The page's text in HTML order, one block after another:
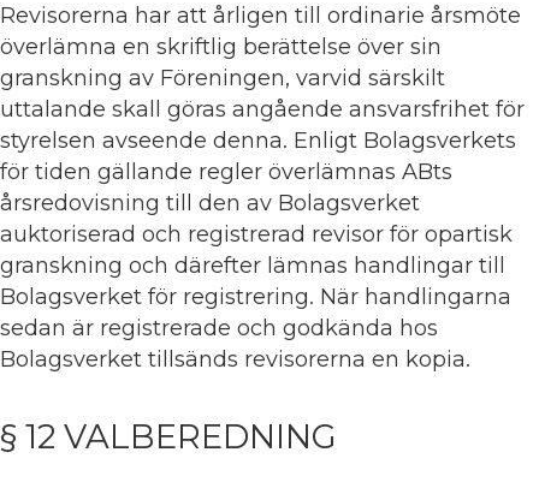
Revisorerna har att årligen till ordinarie årsmöte
överlämna en skriftlig berättelse över sin
granskning av Föreningen, varvid särskilt
uttalande skall göras angående ansvarsfrihet för
styrelsen avseende denna. Enligt Bolagsverkets
för tiden gällande regler överlämnas ABts
årsredovisning till den av Bolagsverket
auktoriserad och registrerad revisor för opartisk
granskning och därefter lämnas handlingar till
Bolagsverket för registrering. När handlingarna
sedan är registrerade och godkända hos
Bolagsverket tillsänds revisorerna en kopia.
§ 12 VALBEREDNING